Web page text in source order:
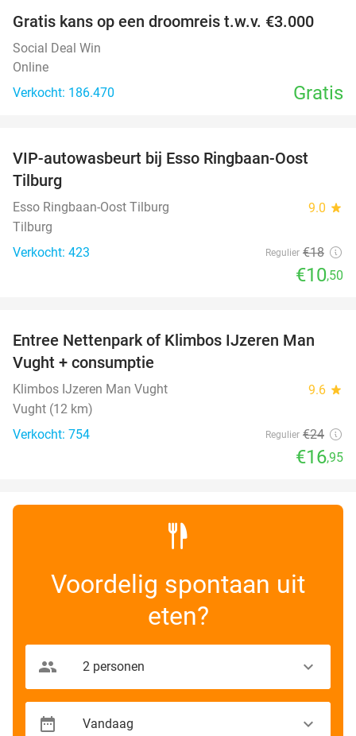
Gratis kans op een droomreis t.w.v. €3.000
Social Deal Win
Online
Verkocht: 186.470
Gratis
42%
VIP-autowasbeurt bij Esso Ringbaan-Oost
Tilburg
Esso Ringbaan-Oost Tilburg 9.0 star
Tilburg
Verkocht: 423
Regulier €18
€10,50
29%
Entree Nettenpark of Klimbos IJzeren Man
Vught + consumptie
Klimbos IJzeren Man Vught 9.6 star
Vught (12 km)
Verkocht: 754
Regulier €24
€16,95
Voordelig spontaan uit
eten?